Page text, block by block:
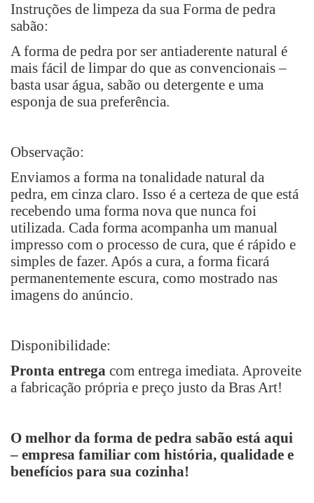
Instruções de limpeza da sua Forma de pedra
sabão:
A forma de pedra por ser antiaderente natural é
mais fácil de limpar do que as convencionais –
basta usar água, sabão ou detergente e uma
esponja de sua preferência.
Observação:
Enviamos a forma na tonalidade natural da
pedra, em cinza claro. Isso é a certeza de que está
recebendo uma forma nova que nunca foi
utilizada. Cada forma acompanha um manual
impresso com o processo de cura, que é rápido e
simples de fazer. Após a cura, a forma ficará
permanentemente escura, como mostrado nas
imagens do anúncio.
Disponibilidade:
Pronta entrega com entrega imediata. Aproveite
a fabricação própria e preço justo da Bras Art!
O melhor da forma de pedra sabão está aqui
– empresa familiar com história, qualidade e
benefícios para sua cozinha!